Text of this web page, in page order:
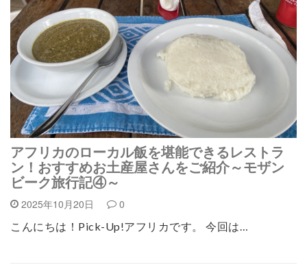
アフリカのローカル飯を堪能できるレストラ
ン！おすすめお土産屋さんをご紹介～モザン
ビーク旅行記④～
2025年10月20日 0
こんにちは！Pick-Up!アフリカです。 今回は…